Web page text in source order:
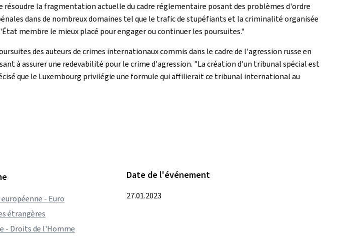
la fragmentation actuelle du cadre réglementaire posant des problèmes d'ordre
dans de nombreux domaines tel que le trafic de stupéfiants et la criminalité organisée
membre le mieux placé pour engager ou continuer les poursuites."
des auteurs de crimes internationaux commis dans le cadre de l'agression russe en
à assurer une redevabilité pour le crime d'agression. "La création d'un tribunal spécial est
que le Luxembourg privilégie une formule qui affilierait ce tribunal international au
- Euro
étrangères
- Droits de l'Homme
Date de l'événement
27.01.2023